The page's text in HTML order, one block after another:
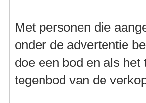
Met personen die
onder de advertentie
doe een bod en als
tegenbod van de